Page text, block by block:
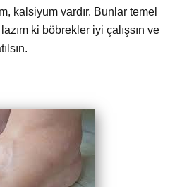
kalsiyum vardır. Bunlar temel
ki böbrekler iyi çalışsın ve